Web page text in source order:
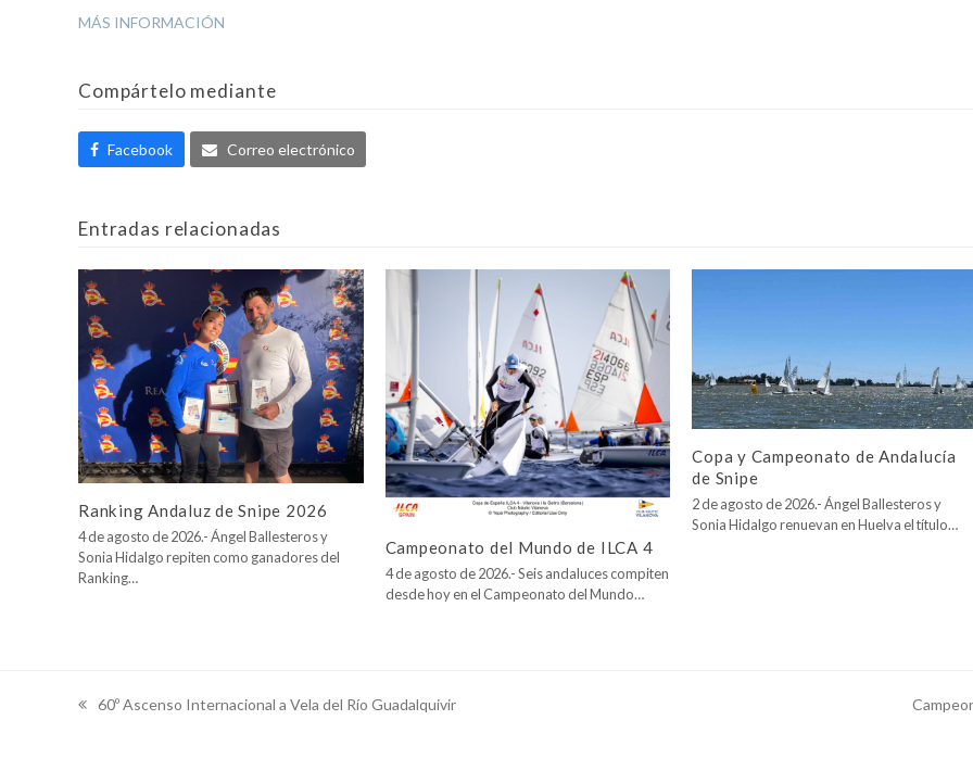
MÁS INFORMACIÓN
Compártelo mediante
Facebook Correo electrónico
Entradas relacionadas
Ranking Andaluz de Snipe 2026
4 de agosto de 2026.- Ángel Ballesteros y
Sonia Hidalgo repiten como ganadores del
Ranking…
Campeonato del Mundo de ILCA 4
4 de agosto de 2026.- Seis andaluces compiten
desde hoy en el Campeonato del Mundo…
Copa y Campeonato de Andalucía
de Snipe
2 de agosto de 2026.- Ángel Ballesteros y
Sonia Hidalgo renuevan en Huelva el título…
previous
60º Ascenso Internacional a Vela del Río Guadalquivir
next